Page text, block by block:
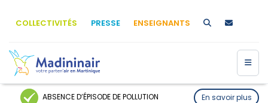
COLLECTIVITÉS PRESSE ENSEIGNANTS
ABSENCE D’ÉPISODE DE POLLUTION En savoir plus